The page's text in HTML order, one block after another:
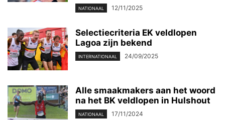
NATIONAAL 12/11/2025
Selectiecriteria EK veldlopen
Lagoa zijn bekend
INTERNATIONAAL 24/09/2025
Alle smaakmakers aan het woord
na het BK veldlopen in Hulshout
NATIONAAL 17/11/2024